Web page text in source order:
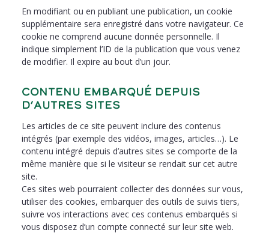
En modifiant ou en publiant une publication, un cookie
supplémentaire sera enregistré dans votre navigateur. Ce
cookie ne comprend aucune donnée personnelle. Il
indique simplement l’ID de la publication que vous venez
de modifier. Il expire au bout d’un jour.
Contenu embarqué depuis
d’autres sites
Les articles de ce site peuvent inclure des contenus
intégrés (par exemple des vidéos, images, articles…). Le
contenu intégré depuis d’autres sites se comporte de la
même manière que si le visiteur se rendait sur cet autre
site.
Ces sites web pourraient collecter des données sur vous,
utiliser des cookies, embarquer des outils de suivis tiers,
suivre vos interactions avec ces contenus embarqués si
vous disposez d’un compte connecté sur leur site web.